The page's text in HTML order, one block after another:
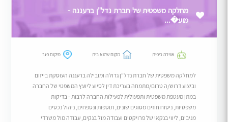
מחלקה משפטית של חברת נדל"ן ברעננה -
מוע�...
אווירה כיפית מקום שהוא בית מיקום פגז
למחלקה משפטית של חברת נדל"ן גדולה ומובילה ברעננה העוסקת בייזום
וביצוע דרוש/ה טרום/מתמחה בעריכת דין לסיוע ליועץ המשפטי של החברה
במתן מעטפת משפטית ותפעולית לפעילות החברה לרבות - בדיקות
משפטיות, ניסוח חוזים מסוגים שונים, תוספות ונספחים, ניהול נכסים
מניבים, ליווי בנקאי של פרויקטים ועבודה מול בנקים, עבודה מול משרדי